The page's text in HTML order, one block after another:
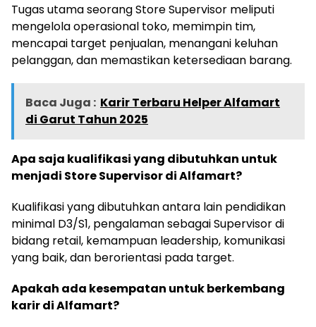
Tugas utama seorang Store Supervisor meliputi
mengelola operasional toko, memimpin tim,
mencapai target penjualan, menangani keluhan
pelanggan, dan memastikan ketersediaan barang.
Baca Juga : Karir Terbaru Helper Alfamart
di Garut Tahun 2025
Apa saja kualifikasi yang dibutuhkan untuk
menjadi Store Supervisor di Alfamart?
Kualifikasi yang dibutuhkan antara lain pendidikan
minimal D3/S1, pengalaman sebagai Supervisor di
bidang retail, kemampuan leadership, komunikasi
yang baik, dan berorientasi pada target.
Apakah ada kesempatan untuk berkembang
karir di Alfamart?